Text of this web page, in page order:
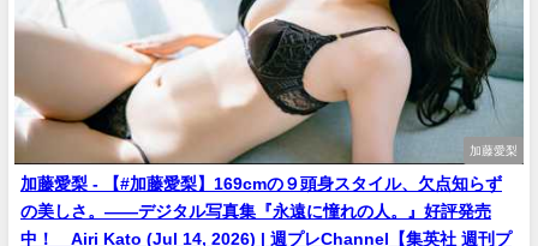
加藤愛梨
加藤愛梨 - 【#加藤愛梨】169cmの９頭身スタイル、欠点知らず
の美しさ。――デジタル写真集『永遠に憧れの人。』好評発売
中！ Airi Kato (Jul 14, 2026) | 週プレChannel【集英社 週刊プ